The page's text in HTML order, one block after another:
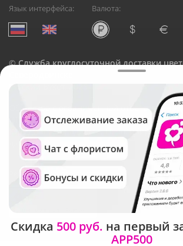
Язык интерфейса: Валюта:
©Служба круглосуточной доставки
Русский Букет, 2026
Общество с ограниченной
ОГРН: 1195476081745, ИНН: 5410081997
Юридический адрес: г. Новосибирск, ул.
д.42, оф. 3
Рейтинг Русского букета
Скидка 500 руб. на первый
APP500